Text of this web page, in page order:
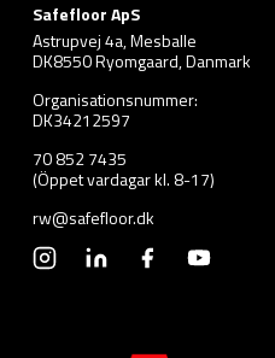
Safefloor ApS
Astrupvej 4a, Mesballe
DK8550 Ryomgaard, Danmark
Organisationsnummer:
DK34212597
70 852 7435
(Öppet vardagar kl. 8-17)
rw@safefloor.dk